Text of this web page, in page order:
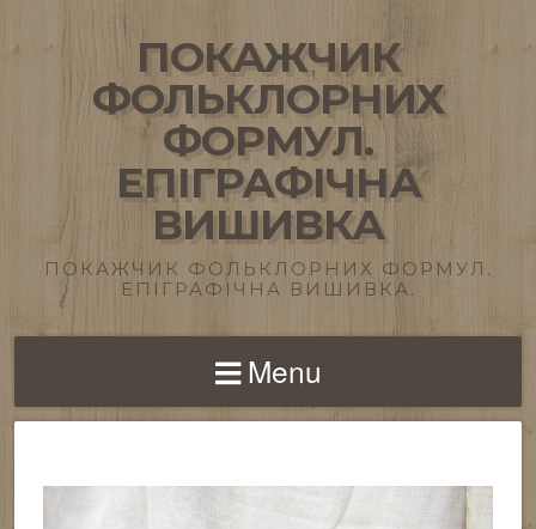
ПОКАЖЧИК
ФОЛЬКЛОРНИХ
ФОРМУЛ.
ЕПІГРАФІЧНА
ВИШИВКА
ПОКАЖЧИК ФОЛЬКЛОРНИХ ФОРМУЛ.
ЕПІГРАФІЧНА ВИШИВКА.
Menu